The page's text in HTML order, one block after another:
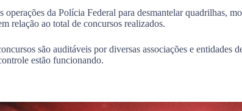
da Polícia Federal para desmantelar quadrilhas,
relação ao total de concursos realizados.
são auditáveis por diversas associações e entidades
estão funcionando.